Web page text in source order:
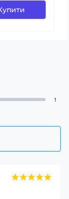
1